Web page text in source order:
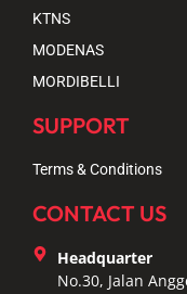
KTNS
MODENAS
MORDIBELLI
SUPPORT
Terms & Conditions
CONTACT US
Headquarter
No.30, Jalan